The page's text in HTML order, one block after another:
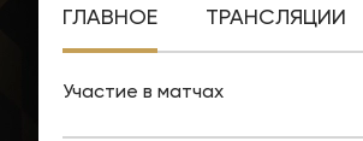
ГЛАВНОЕ ТРАНСЛЯЦИИ
Участие в матчах